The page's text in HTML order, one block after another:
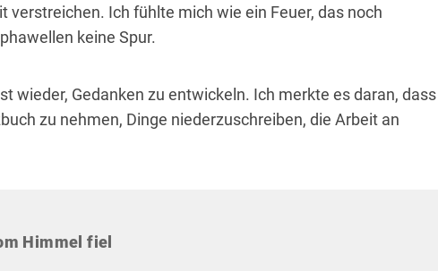
verstreichen. Ich fühlte mich wie ein Feuer, das noch
keine Spur.
wieder, Gedanken zu entwickeln. Ich merkte es daran, dass
zu nehmen, Dinge niederzuschreiben, die Arbeit an
Himmel fiel